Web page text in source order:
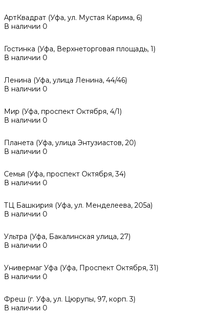
АртКвадрат (Уфа, ул. Мустая Карима, 6)
В наличии 0
Гостинка (Уфа, Верхнеторговая площадь, 1)
В наличии 0
Ленина (Уфа, улица Ленина, 44/46)
В наличии 0
Мир (Уфа, проспект Октября, 4/1)
В наличии 0
Планета (Уфа, улица Энтузиастов, 20)
В наличии 0
Семья (Уфа, проспект Октября, 34)
В наличии 0
ТЦ Башкирия (Уфа, ул. Менделеева, 205а)
В наличии 0
Ультра (Уфа, Бакалинская улица, 27)
В наличии 0
Универмаг Уфа (Уфа, Проспект Октября, 31)
В наличии 0
Фреш (г‌. Уфа, ул. Цюрупы, 97, корп. 3)
В наличии 0